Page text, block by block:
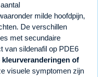
milde hoofdpijn,
De verschillen
met secundaire
van sildenafil op PDE6
of
visuele symptomen zijn